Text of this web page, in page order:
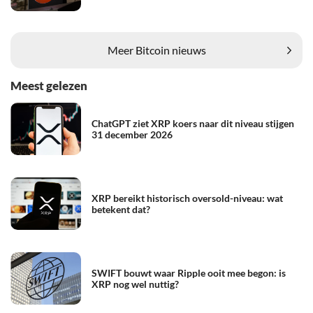
Meer Bitcoin nieuws
Meest gelezen
ChatGPT ziet XRP koers naar dit niveau stijgen
31 december 2026
XRP bereikt historisch oversold-niveau: wat
betekent dat?
SWIFT bouwt waar Ripple ooit mee begon: is
XRP nog wel nuttig?